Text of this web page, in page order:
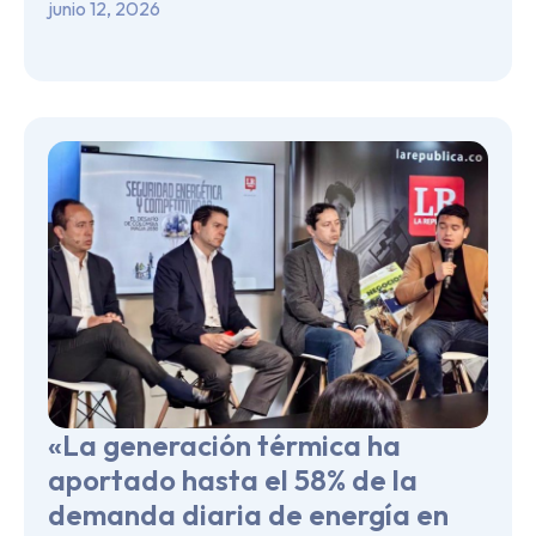
junio 12, 2026
«La generación térmica ha
aportado hasta el 58% de la
demanda diaria de energía en